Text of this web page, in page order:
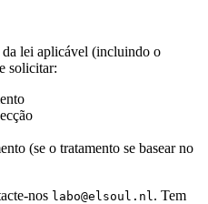
da lei aplicável (incluindo o
solicitar:
(se o tratamento se basear no
nos labo@elsoul.nl. Tem